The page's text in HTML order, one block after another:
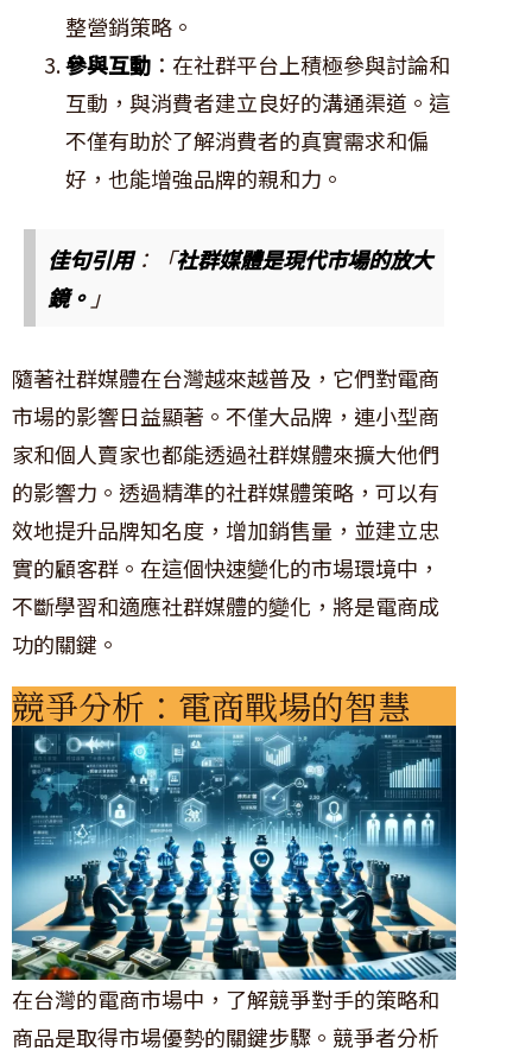
整營銷策略。
參與互動 ：在社群平台上積極參與討論和
互動，與消費者建立良好的溝通渠道。這
不僅有助於了解消費者的真實需求和偏
好，也能增強品牌的親和力。
佳句引用：「社群媒體是現代市場的放大
鏡。 」
隨著社群媒體在台灣越來越普及，它們對電商
市場的影響日益顯著。不僅大品牌，連小型商
家和個人賣家也都能透過社群媒體來擴大他們
的影響力。透過精準的社群媒體策略，可以有
效地提升品牌知名度，增加銷售量，並建立忠
實的顧客群。在這個快速變化的市場環境中，
不斷學習和適應社群媒體的變化，將是電商成
功的關鍵。
競爭分析：電商戰場的智慧
在台灣的電商市場中，了解競爭對手的策略和
商品是取得市場優勢的關鍵步驟。競爭者分析